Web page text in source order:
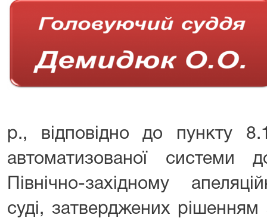
р., відповідно до пункту
автоматизованої системи
Північно-західному
суді, затверджених рішенням